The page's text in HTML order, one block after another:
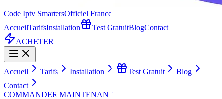
Code Iptv SmartersOfficiel France
AccueilTarifsInstallation Test GratuitBlogContact
ACHETER
Accueil Tarifs Installation Test Gratuit
Blog
Contact
COMMANDER MAINTENANT